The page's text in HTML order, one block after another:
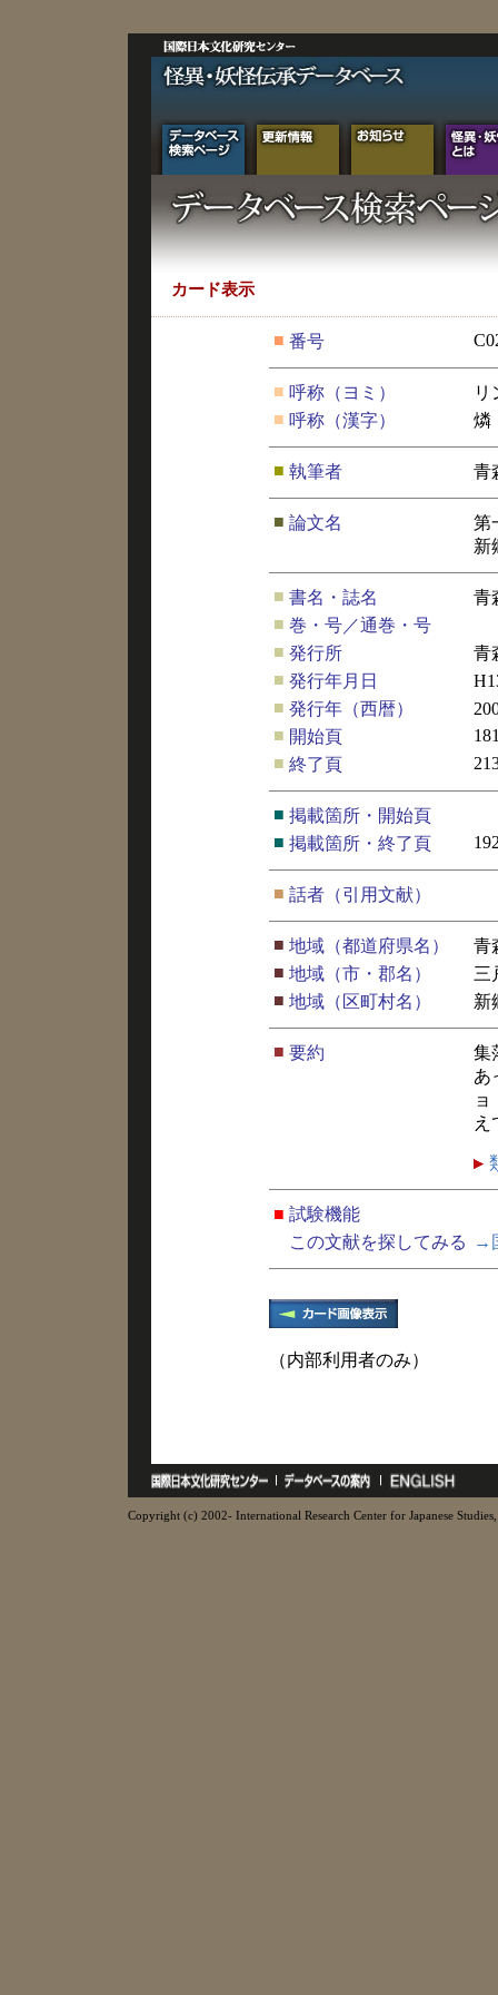
カード表示
■ 番号
■ 呼称（ヨミ）
リ
■ 呼称（漢字） 燐
■ 執筆者 青
■ 論文名
新
■ 書名・誌名
青
■ 巻・号／通巻・号
■ 発行所
青
■ 発行年月日
■ 発行年（西暦）
■ 開始頁
■ 終了頁
■ 掲載箇所・開始頁
■ 掲載箇所・終了頁
■ 話者（引用文献）
■ 地域（都道府県名）
青
■ 地域（市・郡名）
三
■ 地域（区町村名） 新
■ 要約
集
あ
ョ
え
■ 試験機能
この文献を探してみる
→
（内部利用者のみ）
Copyright (c) 2002- International Research Center for Japanese